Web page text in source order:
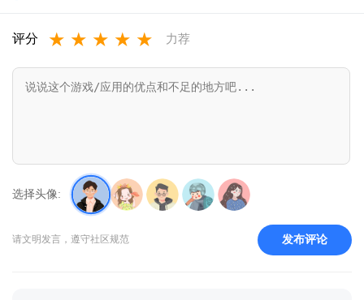
(Plants vs
Zombies Super
v0.25.5
Mod)v3.8.1
评分 ★ ★ ★ ★ ★ 力荐
选择头像:
请文明发言，遵守社区规范 发布评论